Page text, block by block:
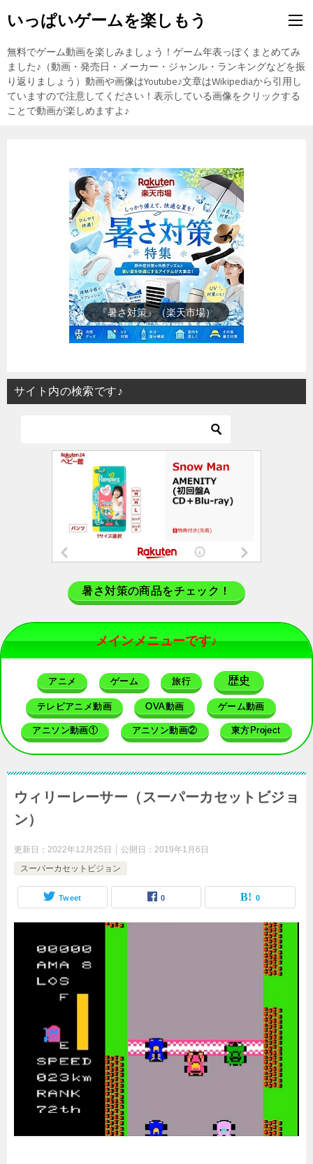
いっぱいゲームを楽しもう
無料でゲーム動画を楽しみましょう！ゲーム年表っぽくまとめてみ
ました♪（動画・発売日・メーカー・ジャンル・ランキングなどを振
り返りましょう）動画や画像はYoutube♪文章はWikipediaから引用し
ていますので注意してください！表示している画像をクリックする
ことで動画が楽しめますよ♪
『楽天市場』売れ筋ランキング
サイト内の検索です♪
暑さ対策の商品をチェック！
メインメニューです♪
アニメ ゲーム 旅行 歴史
テレビアニメ動画 OVA動画 ゲーム動画
アニソン動画① アニソン動画② 東方Project
ウィリーレーサー（スーパーカセットビジョ
ン）
更新日： 2022年12月25日 公開日： 2019年1月6日
スーパーカセットビジョン
Tweet 0 0